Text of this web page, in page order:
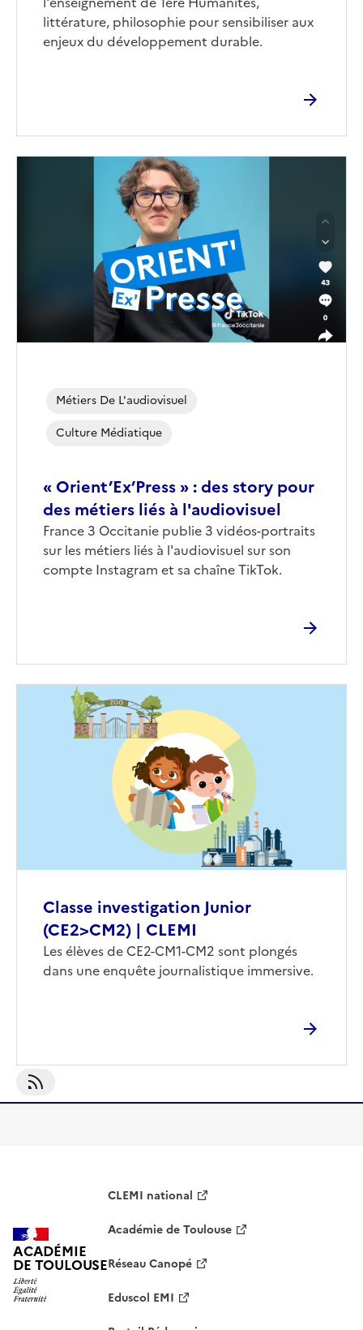
littérature, philosophie pour sensibiliser aux
enjeux du développement durable.
« Orient’Ex’Press » : des story pour
des métiers liés à l'audiovisuel
Corps
France 3 Occitanie publie 3 vidéos-portraits
sur les métiers liés à l'audiovisuel sur son
compte Instagram et sa chaîne TikTok.
Métiers De L'audiovisuel
Culture Médiatique
Classe investigation Junior
(CE2>CM2) | CLEMI
Corps
Les élèves de CE2-CM1-CM2 sont plongés
dans une enquête journalistique immersive.
couverture
S'abonner À Culture Médiatique
ACADÉMIE
DE TOULOUSE
CLEMI national
Académie de Toulouse
Réseau Canopé
Eduscol EMI